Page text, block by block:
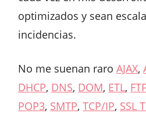
optimizados y sean
incidencias.
No me suenan raroAJAX,
DHCP, DNS, DOM, ETL,
POP3, SMTP,TCP/IP, SSL